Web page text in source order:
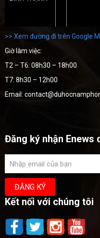
>> Xem đường đi trên Google
Giờ làm việc:
T2 – T6: 08h30 – 18h00
T7: 8h30 – 12h00
Email:
Đăng ký nhận Enews
Kết nối với chúng tôi